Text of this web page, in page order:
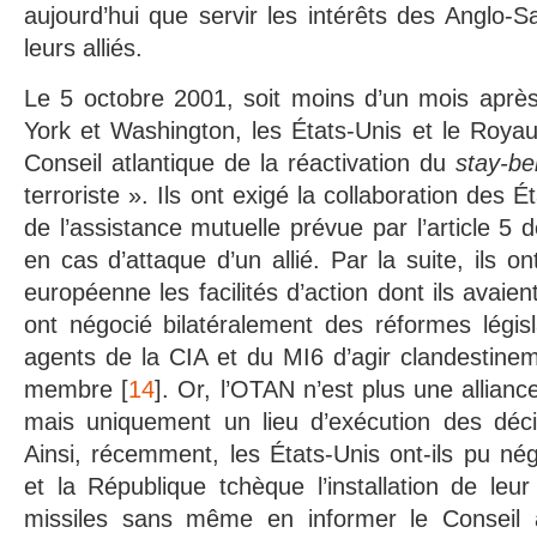
aujourd’hui que servir les intérêts des Anglo-
leurs alliés.
Le 5 octobre 2001, soit moins d’un mois
York et Washington, les États-Unis et le
Conseil atlantique de la réactivation du stay-
terroriste ». Ils ont exigé la collaboration des
de l’assistance mutuelle prévue par l’article 5
en cas d’attaque d’un allié. Par la suite, ils
européenne les facilités d’action dont ils
ont négocié bilatéralement des réformes
agents de la CIA et du MI6 d’agir
membre [14]. Or, l’OTAN n’est plus une
mais uniquement un lieu d’exécution des
Ainsi, récemment, les États-Unis ont-ils pu
et la République tchèque l’installation de
missiles sans même en informer le Conseil